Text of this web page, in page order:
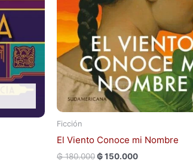
Ficción
El Viento Conoce mi Nombre
₲180.000₲150.000